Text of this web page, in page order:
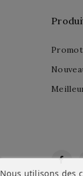
Nous utilisons des